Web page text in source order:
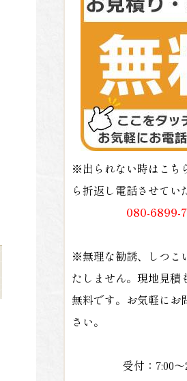
※出られない時はこち
ら折返し電話させてい
080-6899-
※無理な勧誘、しつこ
たしません。現地見積
無料です。お気軽にお
さい。
受付：7:00～